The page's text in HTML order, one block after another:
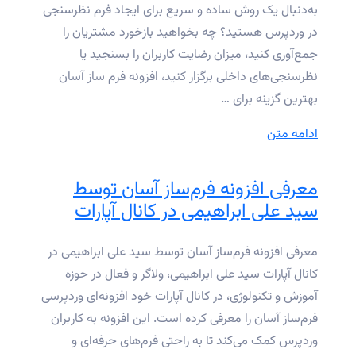
افزونه
فرم
ساز
آسان”
به‌دنبال یک روش ساده و سریع برای ایجاد فرم نظرسنجی
در وردپرس هستید؟ چه بخواهید بازخورد مشتریان را
جمع‌آوری کنید، میزان رضایت کاربران را بسنجید یا
نظرسنجی‌های داخلی برگزار کنید، افزونه فرم ساز آسان
بهترین گزینه برای …
ادامه متن“آموزش
ساخت
فرم
نظرسنجی
در
وردپرس
با
افزونه
فرم
ساز”
معرفی افزونه فرم‌ساز آسان توسط
سید علی ابراهیمی در کانال آپارات
معرفی افزونه فرم‌ساز آسان توسط سید علی ابراهیمی در
کانال آپارات سید علی ابراهیمی، ولاگر و فعال در حوزه
آموزش و تکنولوژی، در کانال آپارات خود افزونه‌ای وردپرسی
فرم‌ساز آسان را معرفی کرده است. این افزونه به کاربران
وردپرس کمک می‌کند تا به راحتی فرم‌های حرفه‌ای و